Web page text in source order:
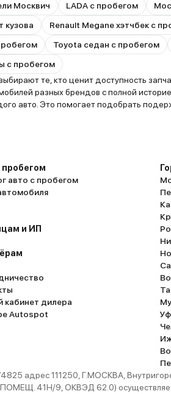
Москвич LADA с пробегом
кузова Renault Megane хэтчбек с
Toyota седан с пробегом
с пробегом
те, кто ценит доступность
разных брендов с полной
авто. Это помогает подобрать
пробегом
авто с пробегом
и ИП
кабинет дилера
Autospot
адрес 111250, Г.МОСКВА,
41Н/9, ОКВЭД 62.0) осуществляет